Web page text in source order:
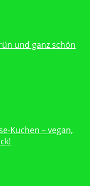
und ganz schön
Kuchen – vegan,